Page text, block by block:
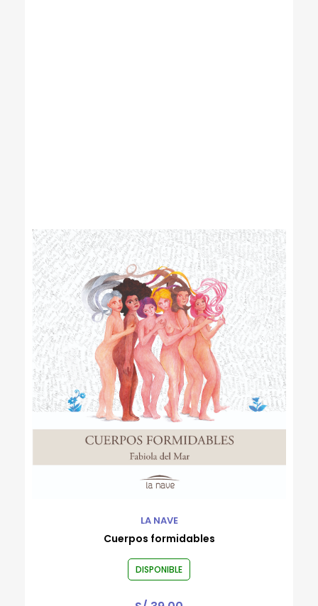
LA NAVE
Cuerpos formidables
DISPONIBLE